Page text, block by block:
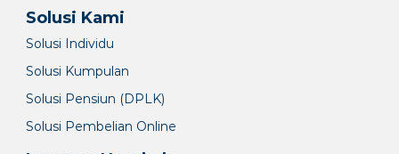
Solusi Kami
Solusi Individu
Solusi Kumpulan
Solusi Pensiun (DPLK)
Solusi Pembelian Online